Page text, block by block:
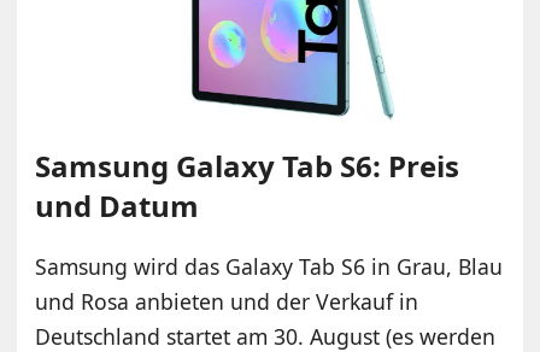
Samsung Galaxy Tab S6: Preis
und Datum
Samsung wird das Galaxy Tab S6 in Grau, Blau
und Rosa anbieten und der Verkauf in
Deutschland startet am 30. August (es werden